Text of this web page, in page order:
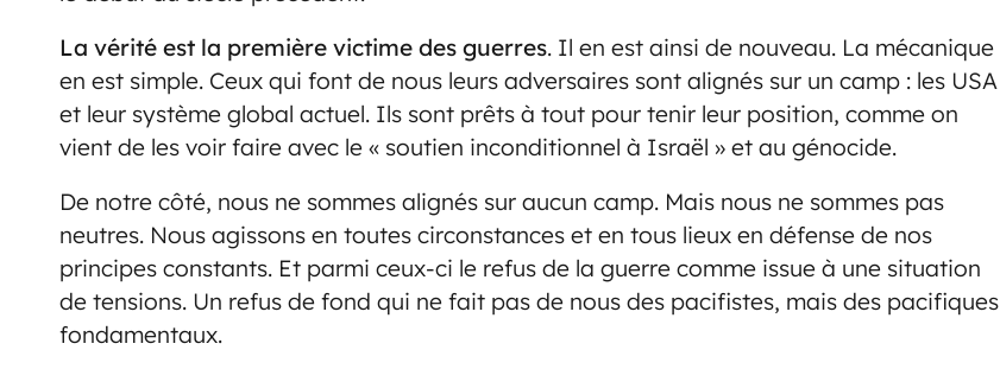
La vérité est la première victime des guerres. Il en est ainsi de nouveau. La mécanique
en est simple. Ceux qui font de nous leurs adversaires sont alignés sur un camp : les USA
et leur système global actuel. Ils sont prêts à tout pour tenir leur position, comme on
vient de les voir faire avec le « soutien inconditionnel à Israël » et au génocide.
De notre côté, nous ne sommes alignés sur aucun camp. Mais nous ne sommes pas
neutres. Nous agissons en toutes circonstances et en tous lieux en défense de nos
principes constants. Et parmi ceux-ci le refus de la guerre comme issue à une situation
de tensions. Un refus de fond qui ne fait pas de nous des pacifistes, mais des pacifiques
fondamentaux.